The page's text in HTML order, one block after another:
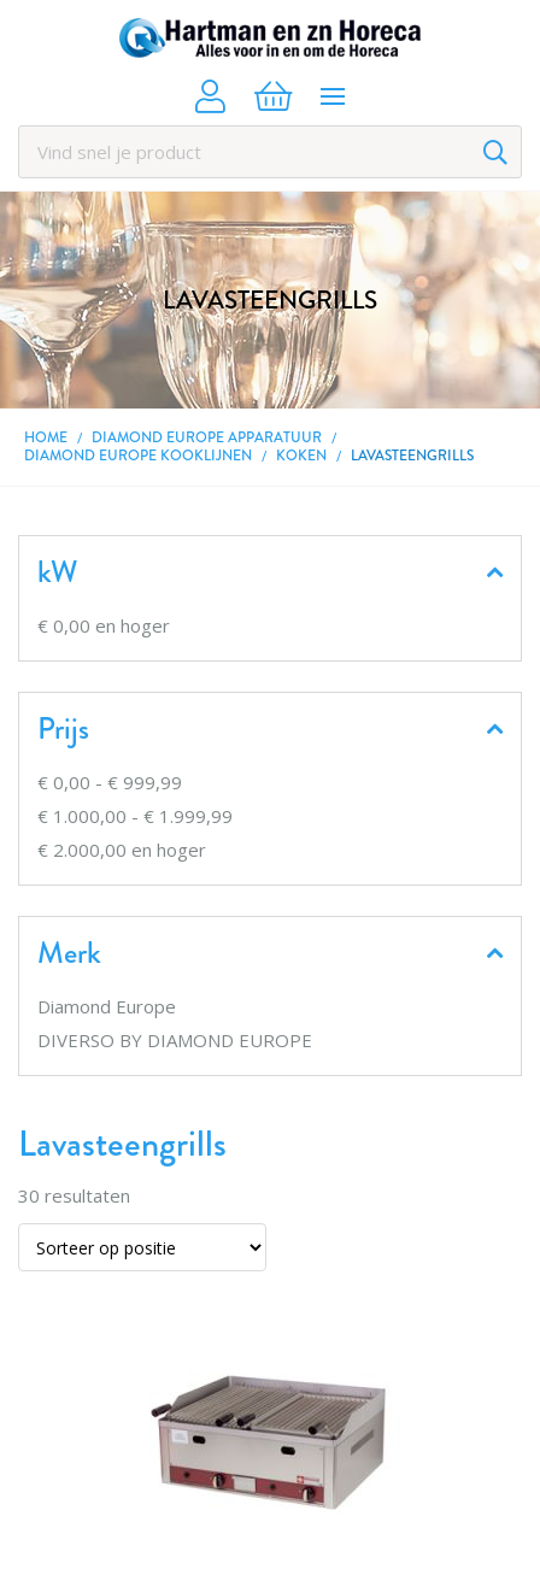
LAVASTEENGRILLS
HOME
DIAMOND EUROPE APPARATUUR
DIAMOND EUROPE KOOKLIJNEN
KOKEN LAVASTEENGRILLS
Lavasteengrills
30 resultaten
kW
€ 0,00 en hoger
Prijs
€ 0,00 - € 999,99
€ 1.000,00 - € 1.999,99
€ 2.000,00 en hoger
Merk
Diamond Europe
DIVERSO BY DIAMOND EUROPE